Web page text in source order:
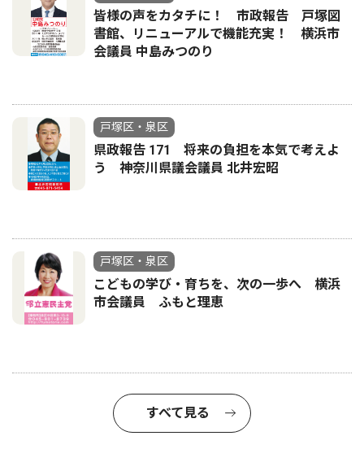
皆様の声をカタチに！ 市政報告 戸塚図
書館、リニューアルで機能充実！ 横浜市
会議員 中島みつのり
戸塚区・泉区
県政報告 171 将来の負担を本気で考えよ
う 神奈川県議会議員 北井宏昭
戸塚区・泉区
こどもの学び・育ちを、次の一歩へ 横浜
市会議員 ふもと理恵
すべて見る